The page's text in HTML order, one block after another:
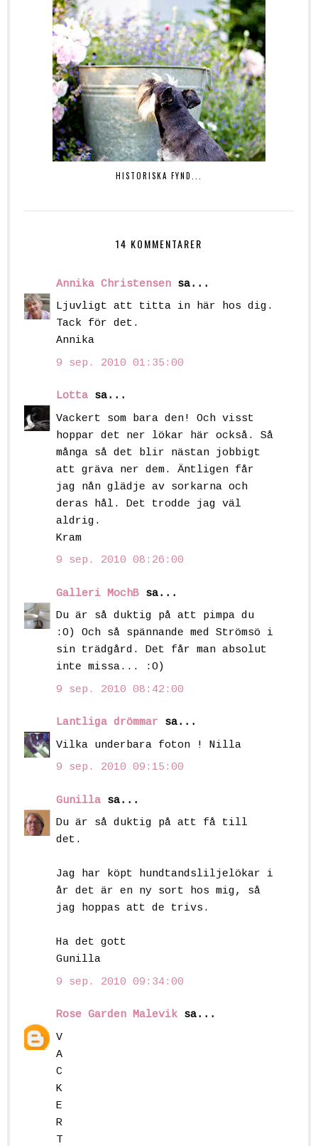
HISTORISKA FYND...
14 KOMMENTARER
Annika Christensen sa...
Ljuvligt att titta in här hos dig.
Tack för det.
Annika
9 sep. 2010 01:35:00
Lotta sa...
Vackert som bara den! Och visst
hoppar det ner lökar här också. Så
många så det blir nästan jobbigt
att gräva ner dem. Äntligen får
jag nån glädje av sorkarna och
deras hål. Det trodde jag väl
aldrig.
Kram
9 sep. 2010 08:26:00
Galleri MochB sa...
Du är så duktig på att pimpa du
:O) Och så spännande med Strömsö i
sin trädgård. Det får man absolut
inte missa... :O)
9 sep. 2010 08:42:00
Lantliga drömmar sa...
Vilka underbara foton ! Nilla
9 sep. 2010 09:15:00
Gunilla sa...
Du är så duktig på att få till
det.
Jag har köpt hundtandsliljelökar i
år det är en ny sort hos mig, så
jag hoppas att de trivs.
Ha det gott
Gunilla
9 sep. 2010 09:34:00
Rose Garden Malevik sa...
V
A
C
K
E
R
T